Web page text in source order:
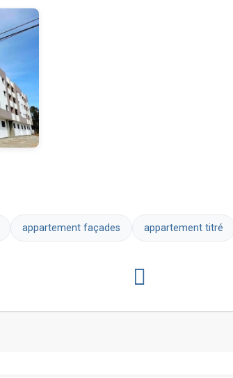
appartement façades appartement titré